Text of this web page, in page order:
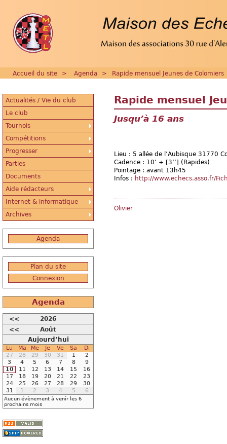
Accueil du site > Agenda > Rapide mensuel Jeunes de Colomiers
Rapide mensuel
Jusqu’à 16 ans
Lieu : 5 allée de l’Aubisque 31770
Cadence : 10’ + [3’’] (Rapides)
Pointage : avant 13h45
Infos : http://www.echecs.asso.fr/
Olivier
Actualités / Vie du club
Le club
Tournois
Compétitions
Progresser
Parties
Documents
Aide rédacteurs
Internet & informatique
Archives
Agenda
Plan du site
Connexion
Agenda
<<
2026
<<
Août
Aujourd’hui
Lu Ma Me Je Ve Sa
Di
27
28 29 30 31 1
2
3
4 5 6 7 8
9
10
11 12 13 14 15
16
17
18 19 20 21 22
23
24
25 26 27 28 29
30
31
1 2 3 4 5 6
Aucun évènement à venir les 6
prochains mois